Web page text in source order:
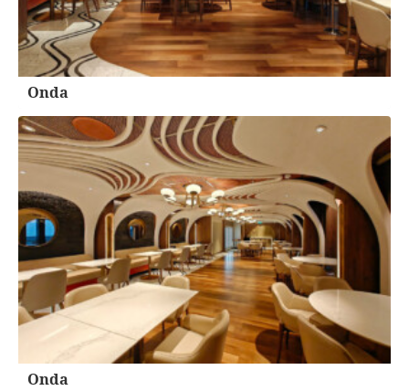
Onda
Onda